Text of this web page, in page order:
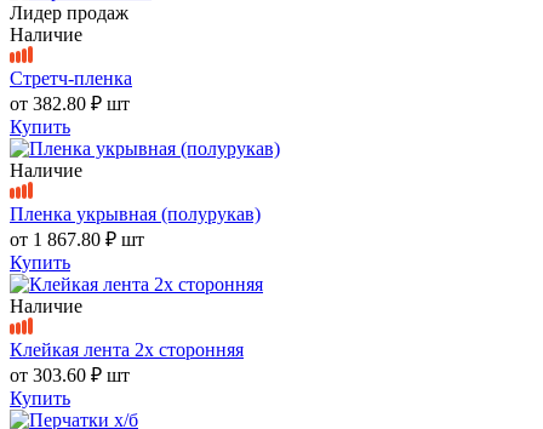
Лидер продаж
Наличие
Стретч-пленка
от 382.80 ₽ шт
Купить
Наличие
Пленка укрывная (полурукав)
от 1 867.80 ₽ шт
Купить
Наличие
Клейкая лента 2х сторонняя
от 303.60 ₽ шт
Купить